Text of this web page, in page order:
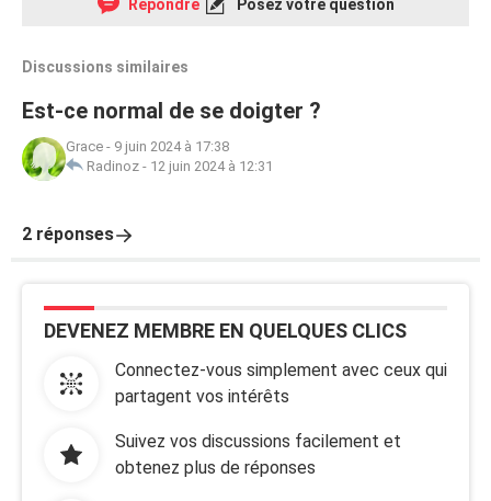
Répondre Posez votre question
Discussions similaires
Est-ce normal de se doigter ?
Grace - 9 juin 2024 à 17:38
Radinoz - 12 juin 2024 à 12:31
2 réponses
DEVENEZ MEMBRE EN QUELQUES CLICS
Connectez-vous simplement avec ceux qui
partagent vos intérêts
Suivez vos discussions facilement et
obtenez plus de réponses